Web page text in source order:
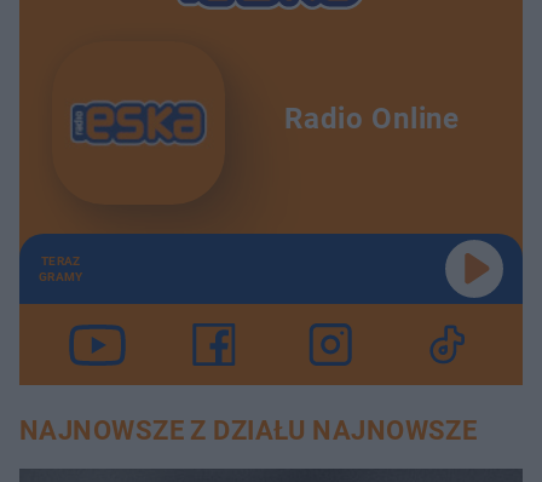
Radio Online
TERAZ
GRAMY
NAJNOWSZE Z DZIAŁU NAJNOWSZE